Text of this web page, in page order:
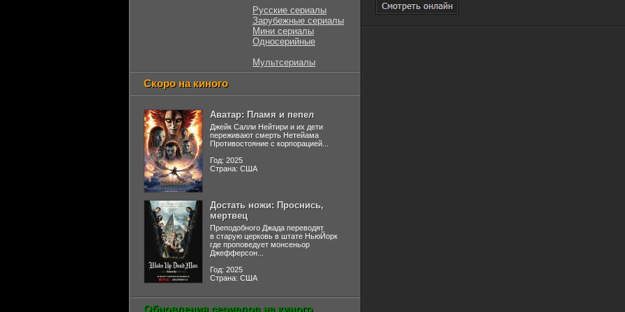
Русские сериалы
Зарубежные сериалы
Мини сериалы
Односерийные
Мультсериалы
Скоро на киного
Аватар: Пламя и пепел
Джейк Салли Нейтири и их дети
переживают смерть Нетейама
Противостояние с корпорацией...
Год: 2025
Страна: США
Достать ножи: Проснись,
мертвец
Преподобного Джада переводят
в старую церковь в штате НьюЙорк
где проповедует монсеньор
Джефферсон...
Год: 2025
Страна: США
Обновления сериалов на киного